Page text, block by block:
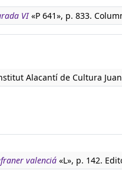
VI«P 641», p. 833.
Alacantí de Cultura
valenciá «L», p. 142.